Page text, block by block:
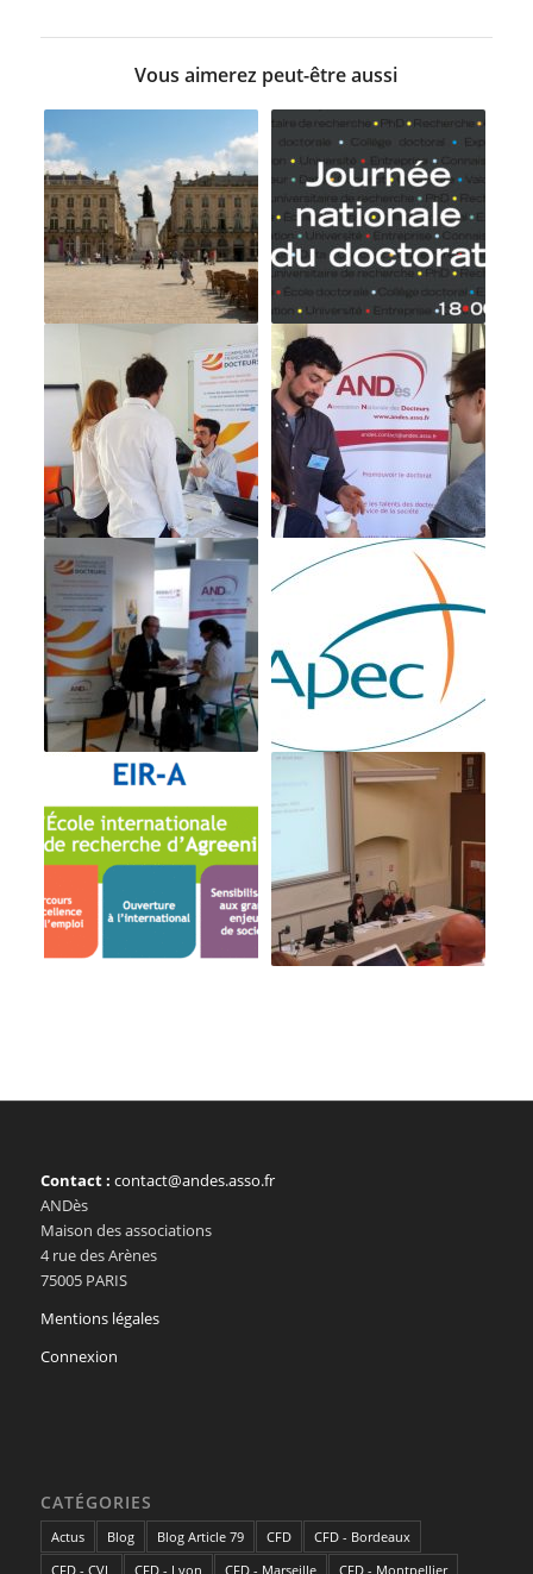
Vous aimerez peut-être aussi
Contact : contact@andes.asso.fr
ANDès
Maison des associations
4 rue des Arènes
75005 PARIS
Mentions légales
Connexion
CATÉGORIES
Actus Blog Blog Article 79 CFD
CFD - Bordeaux
CFD - CVL
CFD - Lyon CFD - Marseille CFD - Montpellier